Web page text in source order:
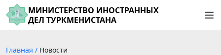
МИНИСТЕРСТВО ИНОСТРАННЫХ
ДЕЛ ТУРКМЕНИСТАНА
Главная / Новости